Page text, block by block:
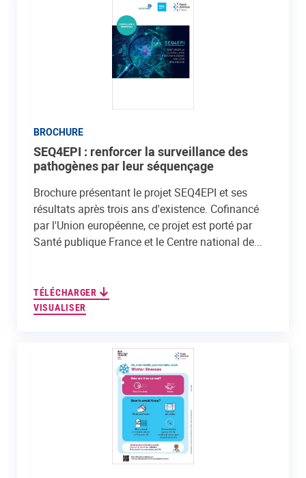
BROCHURE
SEQ4EPI : renforcer la surveillance des
pathogènes par leur séquençage
Brochure présentant le projet SEQ4EPI et ses
résultats après trois ans d'existence. Cofinancé
par l'Union européenne, ce projet est porté par
Santé publique France et le Centre national de...
TÉLÉCHARGER
VISUALISER